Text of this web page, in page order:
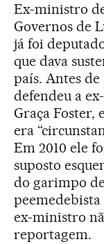
Ex-ministro
Governos de
já foi
que dava
país. Antes
defendeu a
Graça Foster,
era
Em 2010 ele
suposto
do garimpo
peemedebista
ex-ministro
reportagem.